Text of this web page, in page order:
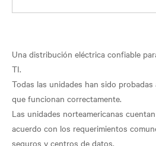
Una distribución eléctrica confiable
TI.
Todas las unidades han sido probadas
que funcionan correctamente.
Las unidades norteamericanas
acuerdo con los requerimientos
seguros y centros de datos.